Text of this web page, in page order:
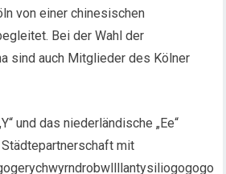
von einer chinesischen
Bei der Wahl der
sind auch Mitglieder des Kölner
und das niederländische „Ee“
mit